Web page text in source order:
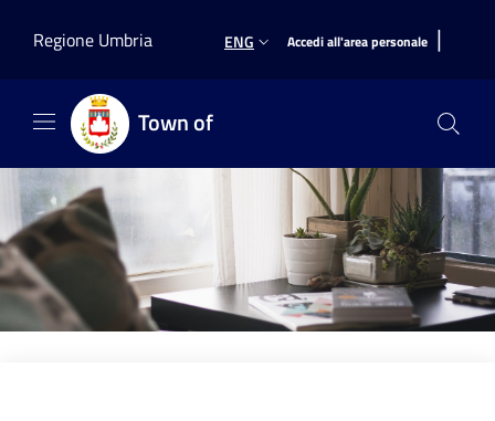
Regione Umbria
ENG Accedi all'area personale |
Town of